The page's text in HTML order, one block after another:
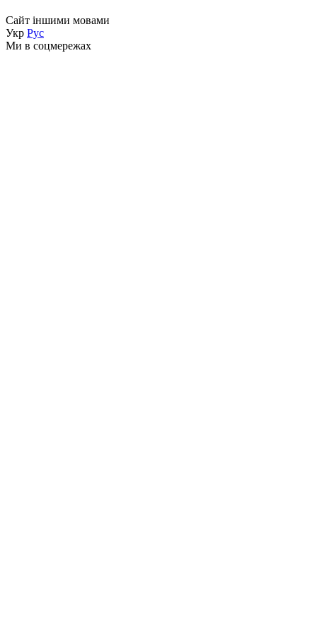
Сайт іншими мовами
Укр Рус
Ми в соцмережах